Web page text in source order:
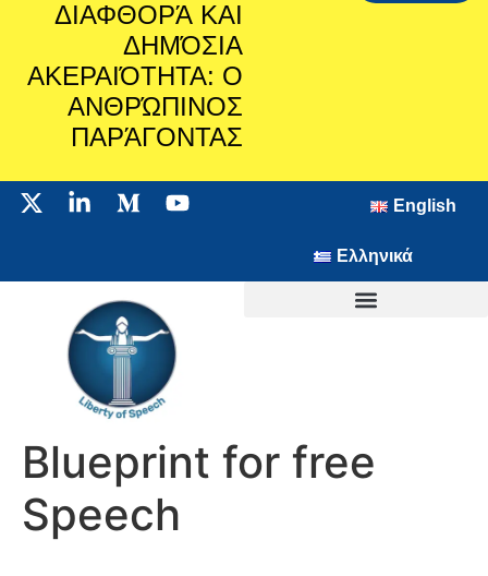
ΔΙΑΦΘΟΡΆ ΚΑΙ
ΔΗΜΌΣΙΑ
ΑΚΕΡΑΙΌΤΗΤΑ: Ο
ΑΝΘΡΏΠΙΝΟΣ
ΠΑΡΆΓΟΝΤΑΣ
English
Ελληνικά
Blueprint for free
Speech